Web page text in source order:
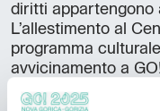
diritti appartengono
L’allestimento al
programma
avvicinamento a
Cultura.